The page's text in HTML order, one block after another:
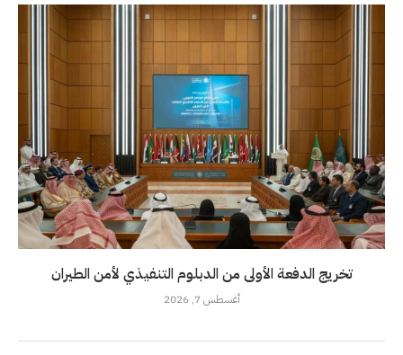
تخريج الدفعة الأولى من الدبلوم التنفيذي لأمن الطيران
أغسطس 7, 2026